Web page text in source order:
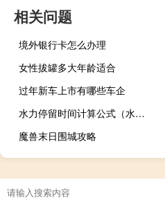
相关问题
境外银行卡怎么办理
女性拔罐多大年龄适合
过年新车上市有哪些车企
水力停留时间计算公式（水力停留时间计算公式）
魔兽末日围城攻略